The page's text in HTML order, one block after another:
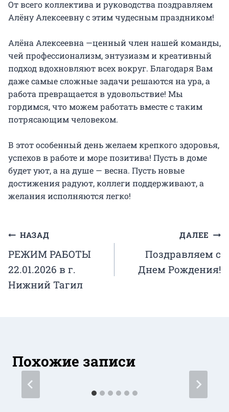
От всего коллектива и руководства поздравляем
Алёну Алексеевну с этим чудесным праздником!
Алёна Алексеевна —ценный член нашей команды,
чей профессионализм, энтузиазм и креативный
подход вдохновляют всех вокруг. Благодаря Вам
даже самые сложные задачи решаются на ура, а
работа превращается в удовольствие! Мы
гордимся, что можем работать вместе с таким
потрясающим человеком.
В этот особенный день желаем крепкого здоровья,
успехов в работе и море позитива! Пусть в доме
будет уют, а на душе — весна. Пусть новые
достижения радуют, коллеги поддерживают, а
желания исполняются легко!
Навигация
по
записям
НАЗАД
РЕЖИМ РАБОТЫ
22.01.2026 в г.
Нижний Тагил
ДАЛЕЕ
Поздравляем c
Днем Рождения!
Похожие записи